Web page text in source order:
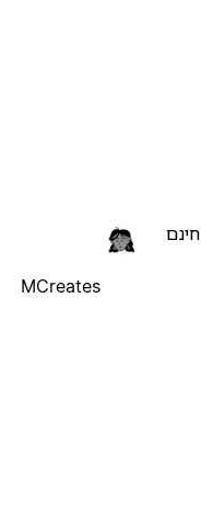
חינם
MCreates